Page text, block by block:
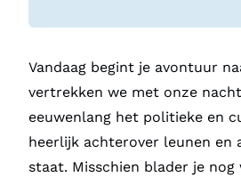
Vandaag begint je avontuur
vertrekken we met onze
eeuwenlang het politieke en
heerlijk achterover leunen en
staat. Misschien blader je